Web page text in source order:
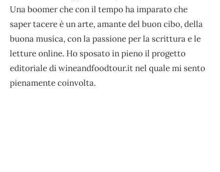
Una boomer che con il tempo ha imparato che
saper tacere è un arte, amante del buon cibo, della
buona musica, con la passione per la scrittura e le
letture online. Ho sposato in pieno il progetto
editoriale di wineandfoodtour.it nel quale mi sento
pienamente coinvolta.